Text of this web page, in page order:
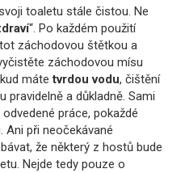
toaletu stále čistou. Ne
“. Po každém použití
záchodovou štětkou a
záchodovou mísu
mátetvrdou vodu, čištění
pravidelně a důkladně. Sami
práce, pokaždé
Ani při neočekávané
že některý z hostů bude
Nejde tedy pouze o